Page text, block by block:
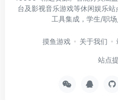
台及影视音乐游戏等休闲娱乐
工具集成，学生/职场
摸鱼游戏 关于我们
站点